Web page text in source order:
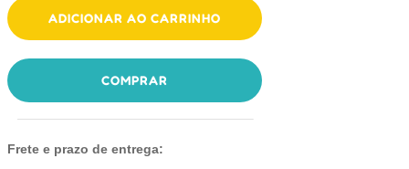
ADICIONAR AO CARRINHO
COMPRAR
Frete e prazo de entrega: